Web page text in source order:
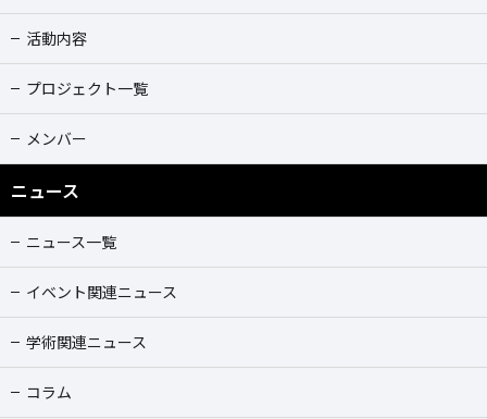
活動内容
プロジェクト一覧
メンバー
ニュース
ニュース一覧
イベント関連ニュース
学術関連ニュース
コラム